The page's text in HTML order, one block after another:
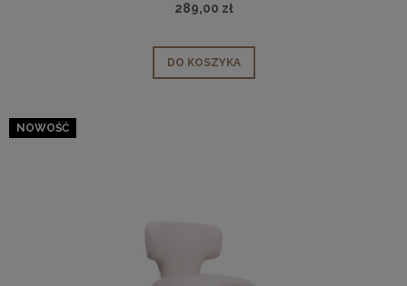
289,00 zł
DO KOSZYKA
NOWOŚĆ